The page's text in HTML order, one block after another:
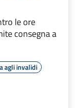
le ore
consegna a
agli invalidi